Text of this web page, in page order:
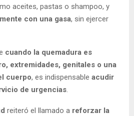
aceites, pastas o shampoo, y
con una gasa, sin ejercer
cuando la quemadura es
extremidades, genitales o una
cuerpo, es indispensable acudir
de urgencias.
reiteró el llamado a reforzar la